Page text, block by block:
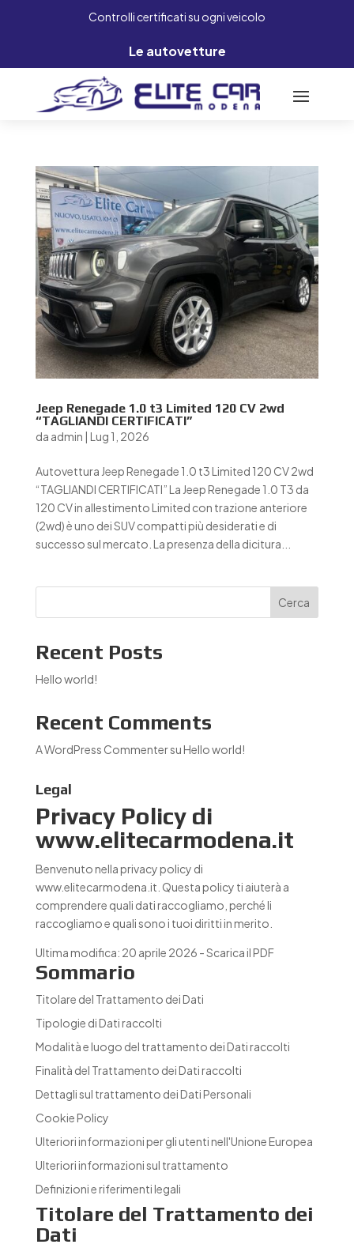
Controlli certificati su ogni veicolo
Le autovetture
Jeep Renegade 1.0 t3 Limited 120 CV 2wd
“TAGLIANDI CERTIFICATI”
da admin | Lug 1, 2026
Autovettura Jeep Renegade 1.0 t3 Limited 120 CV 2wd
“TAGLIANDI CERTIFICATI” La Jeep Renegade 1.0 T3 da
120 CV in allestimento Limited con trazione anteriore
(2wd) è uno dei SUV compatti più desiderati e di
successo sul mercato. La presenza della dicitura...
Cerca
Recent Posts
Hello world!
Recent Comments
A WordPress CommentersuHello world!
Legal
Privacy Policy di
www.elitecarmodena.it
Benvenuto nella privacy policy di
www.elitecarmodena.it. Questa policy ti aiuterà a
comprendere quali dati raccogliamo, perché li
raccogliamo e quali sono i tuoi diritti in merito.
Ultima modifica: 20 aprile 2026 -Scarica il PDF
Sommario
Titolare del Trattamento dei Dati
Tipologie di Dati raccolti
Modalità e luogo del trattamento dei Dati raccolti
Finalità del Trattamento dei Dati raccolti
Dettagli sul trattamento dei Dati Personali
Cookie Policy
Ulteriori informazioni per gli utenti nell'Unione Europea
Ulteriori informazioni sul trattamento
Definizioni e riferimenti legali
Titolare del Trattamento dei
Dati